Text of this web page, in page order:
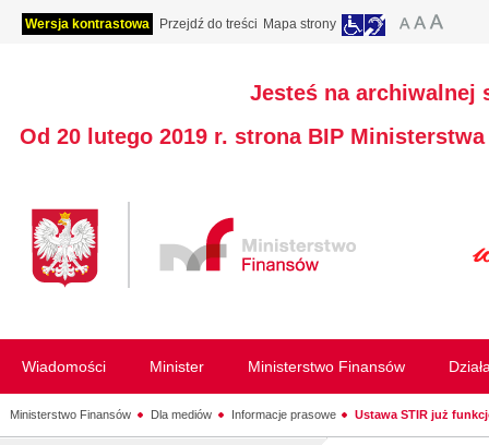
Wersja kontrastowa Przejdź do treści Mapa strony
Jesteś na archiwalnej
Od 20 lutego 2019 r. strona BIP
Wiadomości Minister Ministerstwo Finansów
Ministerstwo Finansów Dla mediów Informacje prasowe Ustawa STIR już